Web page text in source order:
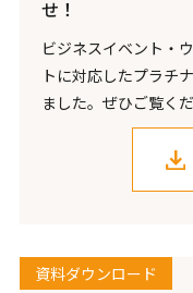
せ！
ビジネスイベント・
トに対応したプラチ
ました。ぜひご覧く
資料ダウンロード